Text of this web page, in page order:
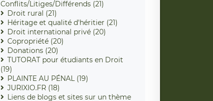
Conflits/Litiges/Différends (21)
Droit rural (21)
Héritage et qualité d'héritier (21)
Droit international privé (20)
Copropriété (20)
Donations (20)
TUTORAT pour étudiants en Droit
(19)
PLAINTE AU PÉNAL (19)
JURIXIO.FR (18)
Liens de blogs et sites sur un thème